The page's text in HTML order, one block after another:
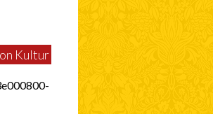
Kultur